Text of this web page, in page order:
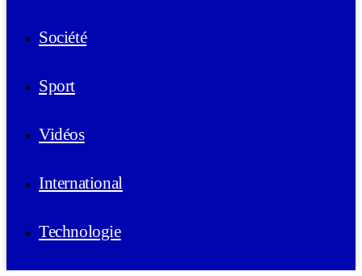
Société
Sport
Vidéos
International
Technologie